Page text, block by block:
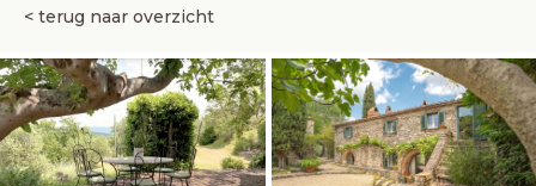
< terug naar overzicht